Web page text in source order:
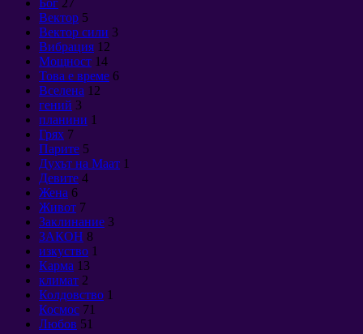
Вектор 5
Вектор сили 3
Вибрация 12
Мощност 14
Това е време 6
Вселена 12
гений 3
планини 1
Грях 7
Парите 5
Духът на Маат 1
Девите 4
Жена 6
Живот 7
Заклинание 3
ЗАКОН 8
изкуство 1
Карма 13
климат 2
Колдовство 1
Космос 71
Любов 51